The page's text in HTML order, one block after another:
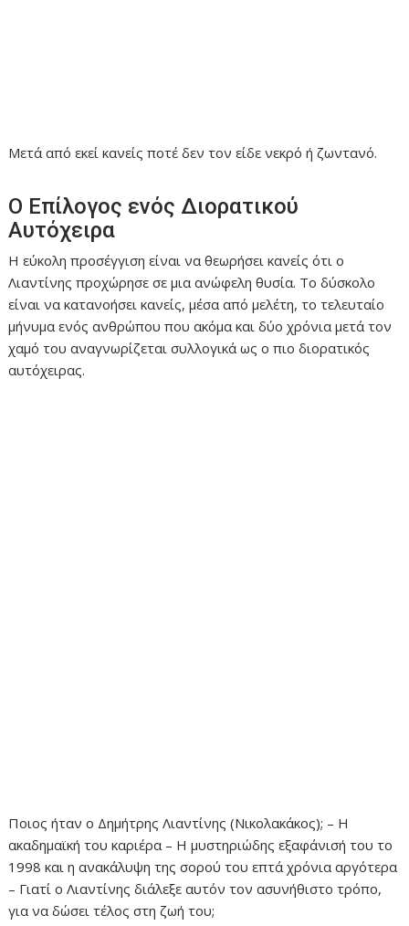
Μετά από εκεί κανείς ποτέ δεν τον είδε νεκρό ή ζωντανό.
Ο Επίλογος ενός Διορατικού
Αυτόχειρα
Η εύκολη προσέγγιση είναι να θεωρήσει κανείς ότι ο
Λιαντίνης προχώρησε σε μια ανώφελη θυσία. Το δύσκολο
είναι να κατανοήσει κανείς, μέσα από μελέτη, το τελευταίο
μήνυμα ενός ανθρώπου που ακόμα και δύο χρόνια μετά τον
χαμό του αναγνωρίζεται συλλογικά ως ο πιο διορατικός
αυτόχειρας.
Ποιος ήταν ο Δημήτρης Λιαντίνης (Νικολακάκος); – Η
ακαδημαϊκή του καριέρα – Η μυστηριώδης εξαφάνισή του το
1998 και η ανακάλυψη της σορού του επτά χρόνια αργότερα
– Γιατί ο Λιαντίνης διάλεξε αυτόν τον ασυνήθιστο τρόπο,
για να δώσει τέλος στη ζωή του;